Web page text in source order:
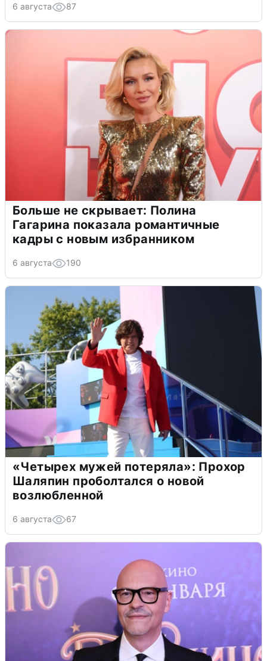
6 августа 87
Больше не скрывает: Полина
Гагарина показала романтичные
кадры с новым избранником
6 августа 190
«Четырех мужей потеряла»: Прохор
Шаляпин проболтался о новой
возлюбленной
6 августа 67